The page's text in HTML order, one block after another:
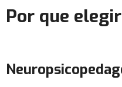
Por que elegir